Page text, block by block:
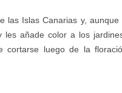
las Islas Canarias y,
añade color a los
cortarse luego de la